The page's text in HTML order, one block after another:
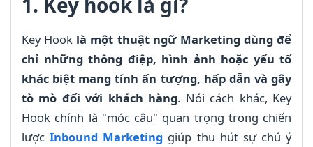
Key Hook là một thuật ngữ Marketing dùng để
chỉ những thông điệp, hình ảnh hoặc yếu tố
khác biệt mang tính ấn tượng, hấp dẫn và gây
tò mò đối với khách hàng. Nói cách khác, Key
Hook chính là "móc câu" quan trọng trong chiến
lượcInbound Marketing giúp thu hút sự chú ý